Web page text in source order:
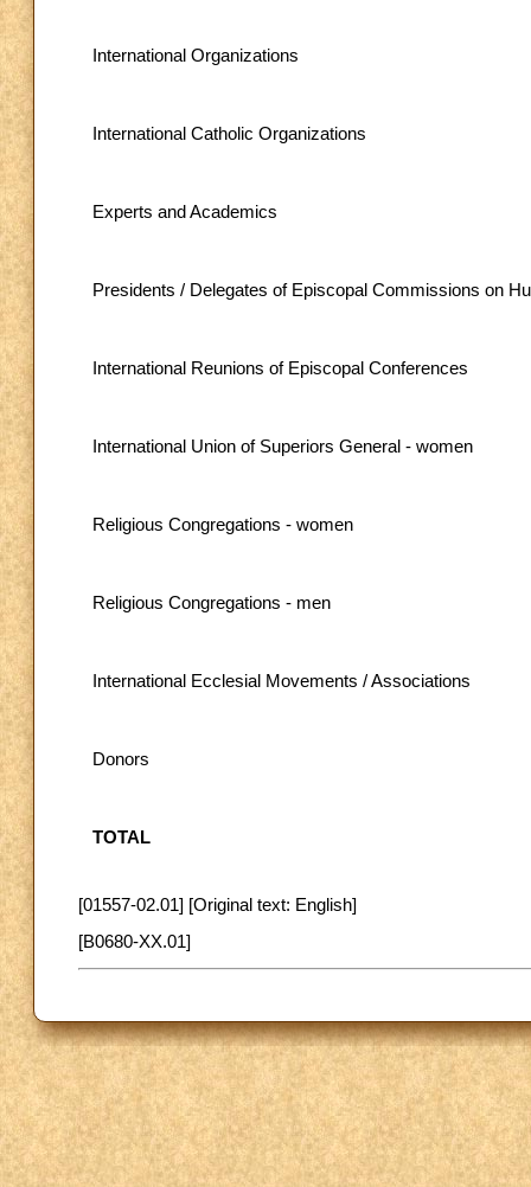
International Organizations
International Catholic Organizations
Experts and Academics
Presidents / Delegates of Episcopal Commissions on
International Reunions of Episcopal Conferences
International Union of Superiors General - women
Religious Congregations - women
Religious Congregations - men
International Ecclesial Movements / Associations
Donors
TOTAL
[01557-02.01] [Original text: English]
[B0680-XX.01]